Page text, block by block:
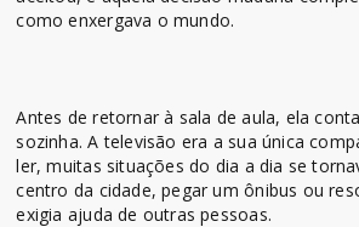
como enxergava o mundo.
Antes de retornar à sala de aula, ela
sozinha. A televisão era a sua única
ler, muitas situações do dia a dia se
centro da cidade, pegar um ônibus ou
exigia ajuda de outras pessoas.